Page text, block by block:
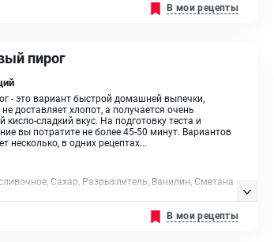
В мои рецепты
пирог
- это вариант быстрой домашней выпечки,
доставляет хлопот, а получается очень
кисло-сладкий вкус. На подготовку теста и
вы потратите не более 45-50 минут. Вариантов
несколько, в одних рецептах...
Сахар, Разрыхлитель, Ванилин, Сметана
В мои рецепты